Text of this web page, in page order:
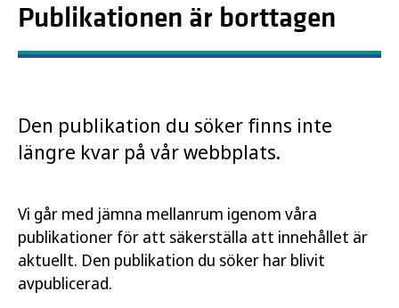
Publikationen är borttagen
Den publikation du söker finns inte
längre kvar på vår webbplats.
Vi går med jämna mellanrum igenom våra
publikationer för att säkerställa att innehållet är
aktuellt. Den publikation du söker har blivit
avpublicerad.